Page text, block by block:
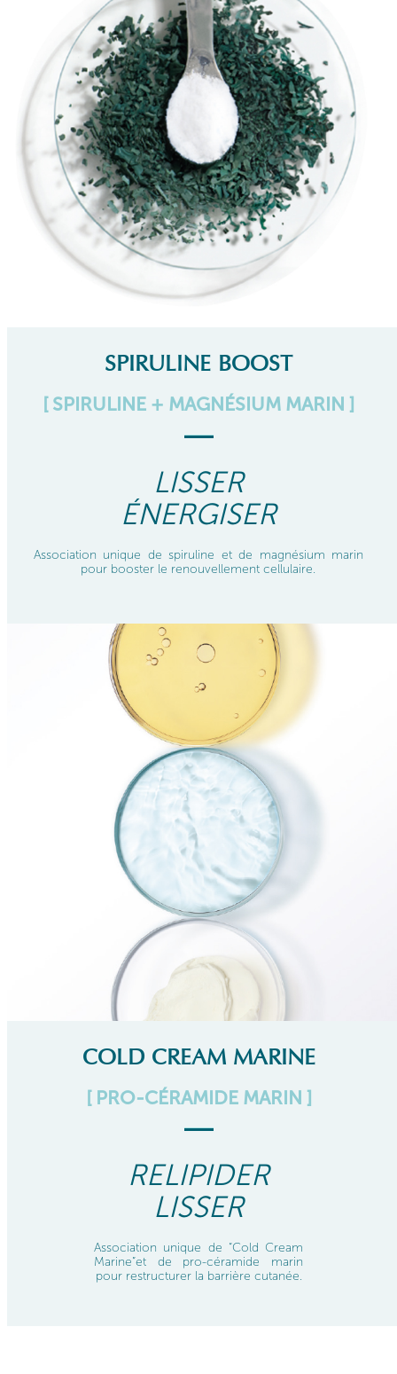
SPIRULINE BOOST
[ SPIRULINE + MAGNÉSIUM MARIN ]
LISSER
ÉNERGISER
Association unique de spiruline et de magnésium marin
pour booster le renouvellement cellulaire.
COLD CREAM MARINE
[ PRO-CÉRAMIDE MARIN ]
RELIPIDER
LISSER
Association unique de “Cold Cream
Marine”et de pro-céramide marin
pour restructurer la barrière cutanée.